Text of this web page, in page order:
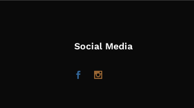
Social Media